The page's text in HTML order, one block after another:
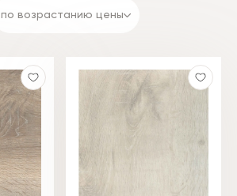
по возрастанию цены